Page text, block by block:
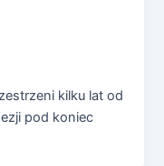
kilku lat od
pod koniec